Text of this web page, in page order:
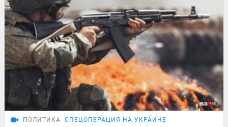
ПОЛИТИКА СПЕЦОПЕРАЦИЯ НА УКРАИНЕ